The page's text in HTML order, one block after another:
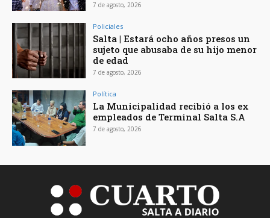
7 de agosto, 2026
Policiales
Salta | Estará ocho años presos un
sujeto que abusaba de su hijo menor
de edad
7 de agosto, 2026
Política
La Municipalidad recibió a los ex
empleados de Terminal Salta S.A
7 de agosto, 2026